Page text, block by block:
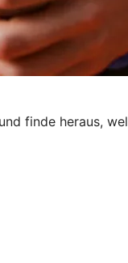
finde heraus,